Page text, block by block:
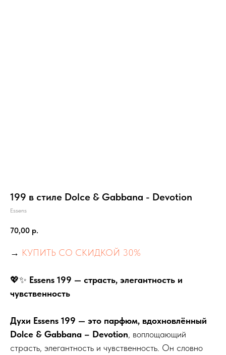
199 в стиле Dolce & Gabbana - Devotion
Essens
70,00 р.
→ КУПИТЬ СО СКИДКОЙ 30%
💖✨ Essens 199 — страсть, элегантность и
чувственность
Духи Essens 199 — это парфюм, вдохновлённый
Dolce & Gabbana – Devotion, воплощающий
страсть, элегантность и чувственность. Он словно